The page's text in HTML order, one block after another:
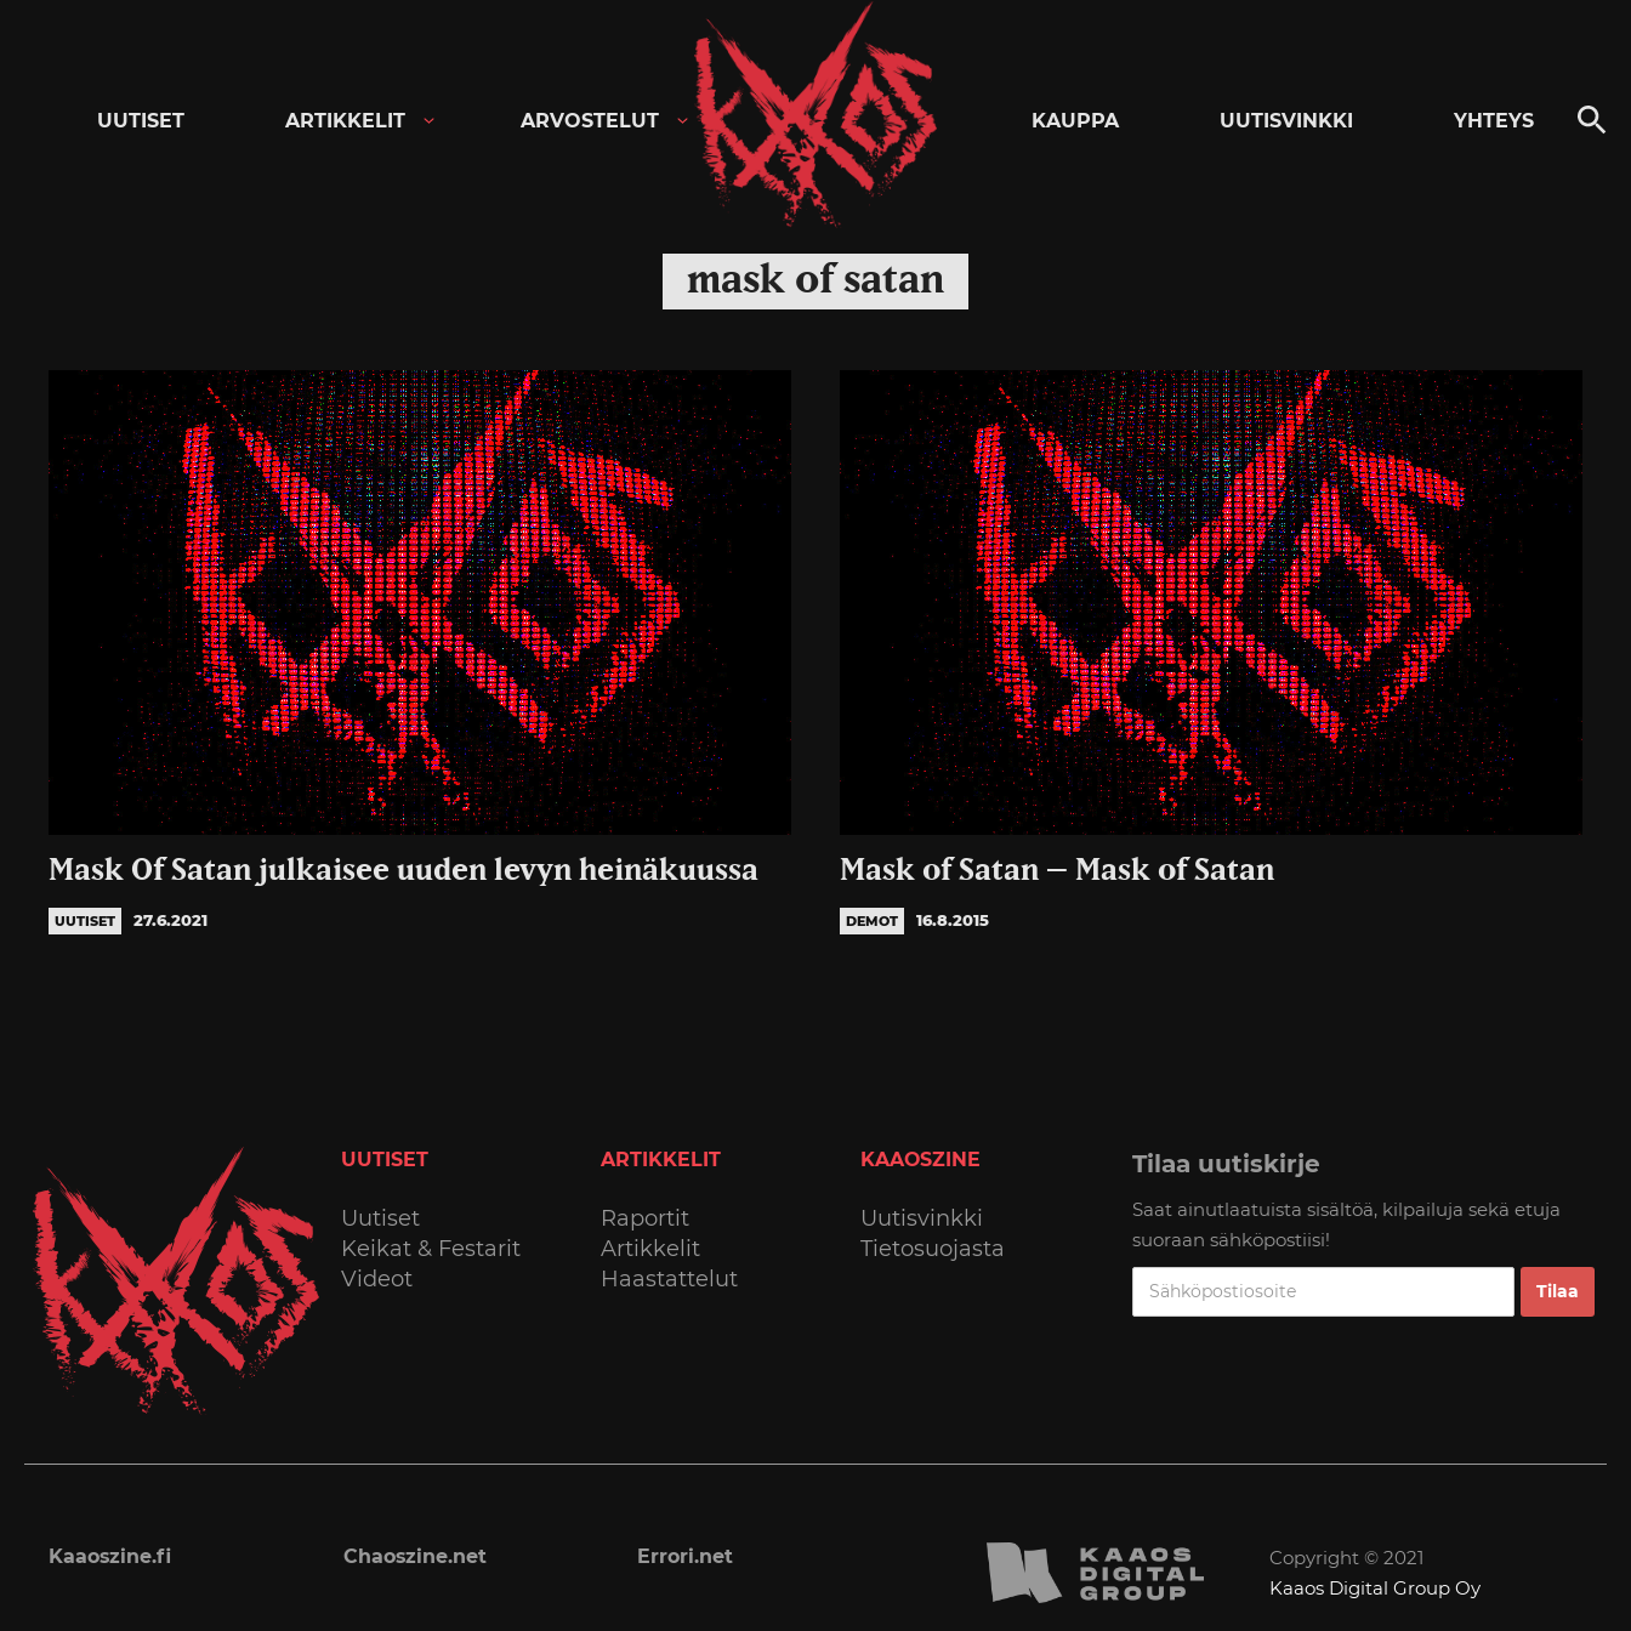
Kaaoszine
UUTISET ARTIKKELIT ARVOSTELUT KAUPPA UUTISVINKKI YHTEYS
mask of satan
Mask Of Satan julkaisee uuden levyn heinäkuussa
UUTISET 27.6.2021
Mask of Satan – Mask of Satan
DEMOT 16.8.2015
UUTISET
Uutiset
Keikat & Festarit
Videot
ARTIKKELIT
Raportit
Artikkelit
Haastattelut
KAAOSZINE
Uutisvinkki
Tietosuojasta
Tilaa uutiskirje
Saat ainutlaatuista sisältöä, kilpailuja sekä etuja
suoraan sähköpostiisi!
Kaaoszine.fi Chaoszine.net Errori.net
Copyright © 2021
Kaaos Digital Group Oy